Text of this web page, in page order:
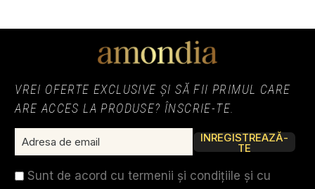
VREI OFERTE EXCLUSIVE ȘI SĂ FII PRIMUL CARE
ARE ACCES LA PRODUSE? ÎNSCRIE-TE.
INREGISTREAZĂ-
TE
Sunt de acord cu termenii și condițiile și cu